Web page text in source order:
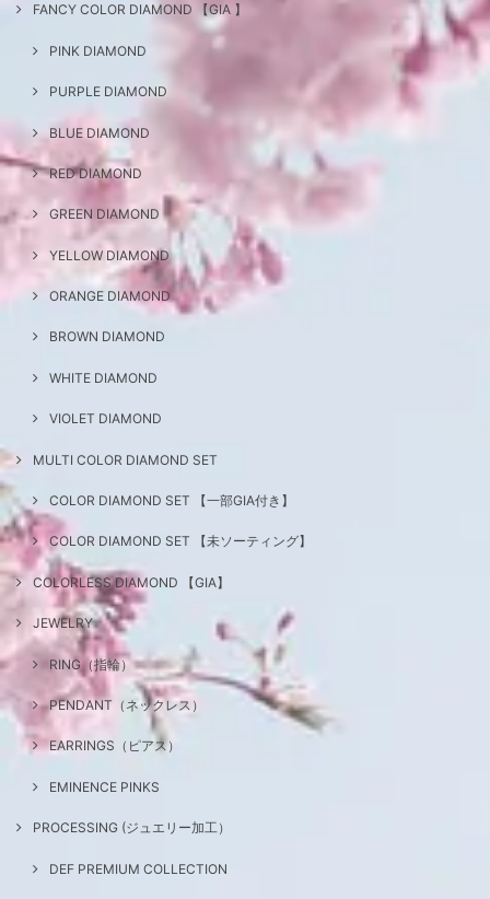
FANCY COLOR DIAMOND 【GIA 】
PINK DIAMOND
PURPLE DIAMOND
BLUE DIAMOND
RED DIAMOND
GREEN DIAMOND
YELLOW DIAMOND
ORANGE DIAMOND
BROWN DIAMOND
WHITE DIAMOND
VIOLET DIAMOND
MULTI COLOR DIAMOND SET
COLOR DIAMOND SET 【一部GIA付き】
COLOR DIAMOND SET 【未ソーティング】
COLORLESS DIAMOND 【GIA】
JEWELRY
RING（指輪）
PENDANT（ネックレス）
EARRINGS（ピアス）
EMINENCE PINKS
PROCESSING (ジュエリー加工）
DEF PREMIUM COLLECTION